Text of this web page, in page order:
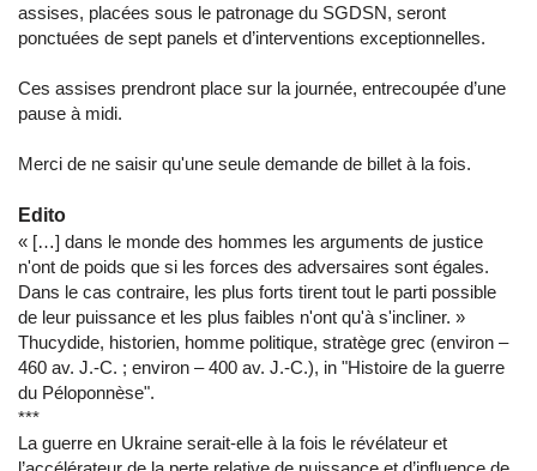
assises, placées sous le patronage du SGDSN, seront
ponctuées de sept panels et d’interventions exceptionnelles.
Ces assises prendront place sur la journée, entrecoupée d’une
pause à midi.
Merci de ne saisir qu'une seule demande de billet à la fois.
Edito
« […] dans le monde des hommes les arguments de justice
n'ont de poids que si les forces des adversaires sont égales.
Dans le cas contraire, les plus forts tirent tout le parti possible
de leur puissance et les plus faibles n'ont qu'à s'incliner. »
Thucydide, historien, homme politique, stratège grec (environ –
460 av. J.-C. ; environ – 400 av. J.-C.), in "Histoire de la guerre
du Péloponnèse".
***
La guerre en Ukraine serait-elle à la fois le révélateur et